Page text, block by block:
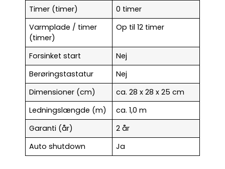
Timer (timer)
0 timer
Varmplade / timer
(timer)
Op til 12 timer
Forsinket start
Nej
Berøringstastatur
Nej
Dimensioner (cm)
ca. 28 x 28 x 25 cm
Ledningslængde (m)
ca. 1,0 m
Garanti (år)
2 år
Auto shutdown
Ja